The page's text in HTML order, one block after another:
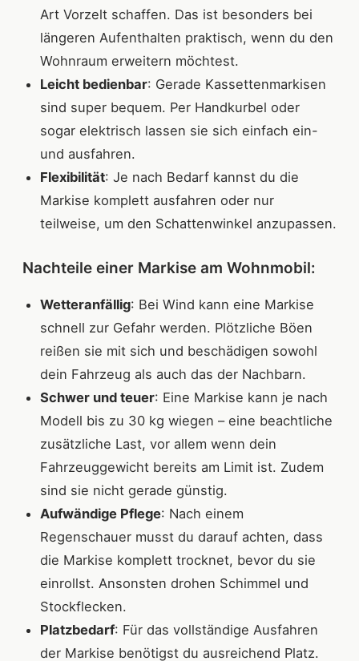
Art Vorzelt schaffen. Das ist besonders bei
längeren Aufenthalten praktisch, wenn du den
Wohnraum erweitern möchtest.
Leicht bedienbar: Gerade Kassettenmarkisen
sind super bequem. Per Handkurbel oder
sogar elektrisch lassen sie sich einfach ein-
und ausfahren.
Flexibilität: Je nach Bedarf kannst du die
Markise komplett ausfahren oder nur
teilweise, um den Schattenwinkel anzupassen.
Nachteile einer Markise am Wohnmobil:
Wetteranfällig: Bei Wind kann eine Markise
schnell zur Gefahr werden. Plötzliche Böen
reißen sie mit sich und beschädigen sowohl
dein Fahrzeug als auch das der Nachbarn.
Schwer und teuer: Eine Markise kann je nach
Modell bis zu 30 kg wiegen – eine beachtliche
zusätzliche Last, vor allem wenn dein
Fahrzeuggewicht bereits am Limit ist. Zudem
sind sie nicht gerade günstig.
Aufwändige Pflege: Nach einem
Regenschauer musst du darauf achten, dass
die Markise komplett trocknet, bevor du sie
einrollst. Ansonsten drohen Schimmel und
Stockflecken.
Platzbedarf: Für das vollständige Ausfahren
der Markise benötigst du ausreichend Platz.